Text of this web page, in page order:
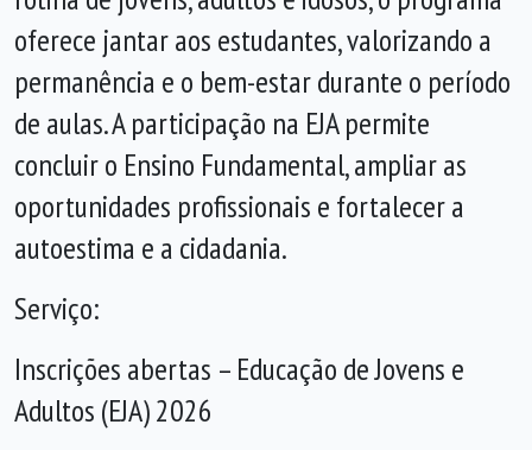
oferece jantar aos estudantes, valorizando a
permanência e o bem-estar durante o período
de aulas. A participação na EJA permite
concluir o Ensino Fundamental, ampliar as
oportunidades profissionais e fortalecer a
autoestima e a cidadania.
Serviço:
Inscrições abertas – Educação de Jovens e
Adultos (EJA) 2026